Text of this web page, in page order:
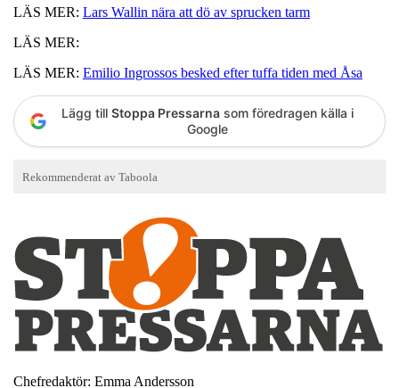
LÄS MER: Lars Wallin nära att dö av sprucken tarm
LÄS MER:
LÄS MER: Emilio Ingrossos besked efter tuffa tiden med Åsa
Lägg till Stoppa Pressarna som föredragen källa i
Google
Chefredaktör: Emma Andersson